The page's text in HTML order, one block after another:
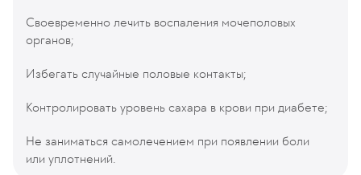
Своевременно лечить воспаления мочеполовых
органов;
Избегать случайные половые контакты;
Контролировать уровень сахара в крови при диабете;
Не заниматься самолечением при появлении боли
или уплотнений.